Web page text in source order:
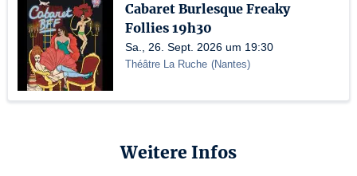
Cabaret Burlesque Freaky
Follies 19h30
Sa., 26. Sept. 2026 um 19:30
Théâtre La Ruche (Nantes)
Weitere Infos